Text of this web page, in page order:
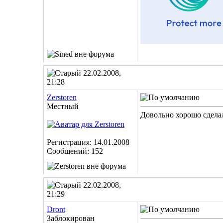
22.02.2008,
21:28
Zerstoren
Местный
Регистрация: 14.01.2008
Сообщений: 152
Довольно хорошо
22.02.2008,
21:29
Dront
Заблокирован